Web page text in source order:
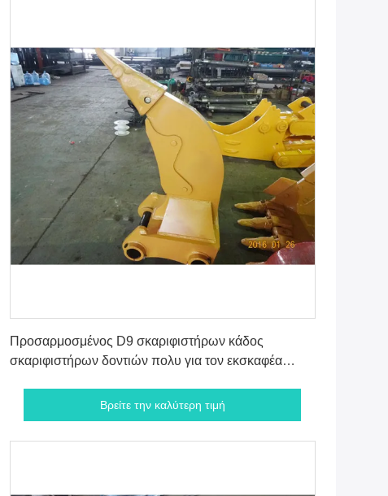
Προσαρμοσμένος D9 σκαριφιστήρων κάδος
σκαριφιστήρων δοντιών πολυ για τον εκσκαφέα
Βρείτε την καλύτερη τιμή